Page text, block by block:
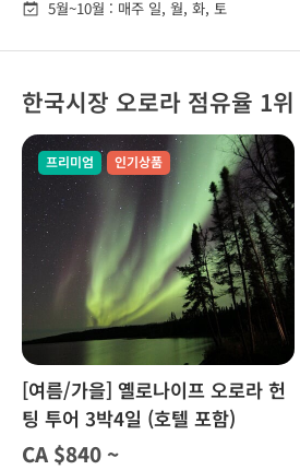
5월~10월 : 매주 일, 월, 화, 토
한국시장 오로라 점유율 1위
프리미엄 인기상품
[여름/가을] 옐로나이프 오로라 헌
팅 투어 3박4일 (호텔 포함)
CA $840 ~